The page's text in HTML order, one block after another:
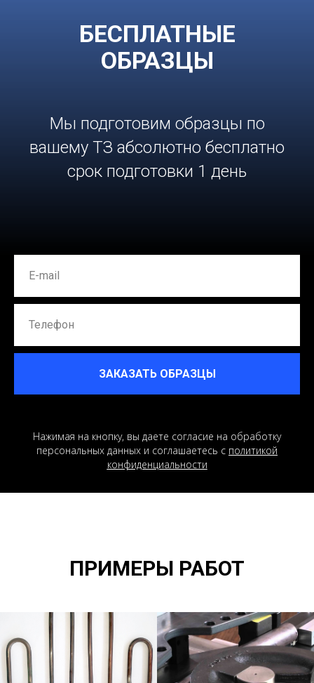
БЕСПЛАТНЫЕ
ОБРАЗЦЫ
Мы подготовим образцы по
вашему ТЗ абсолютно бесплатно
срок подготовки 1 день
ЗАКАЗАТЬ ОБРАЗЦЫ
Нажимая на кнопку, вы даете согласие на обработку
персональных данных и соглашаетесь c политикой
конфиденциальности
ПРИМЕРЫ РАБОТ